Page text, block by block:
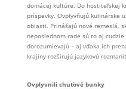
domácej kultúre. Do hostiteľskej
príspevky. Ovplyvňujú kulinárske
oblasti. Prinášajú nové remeslá,
neposlednom rade sú to aj
dorozumievajú – aj vďaka ich
krajiny rozširujú jazykovú
Ovplyvnili chuťové bunky